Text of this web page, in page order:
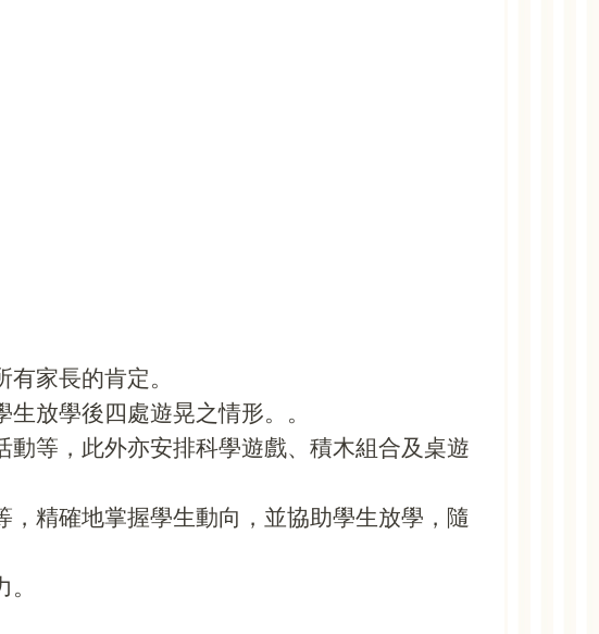
家長的肯定。
放學後四處遊晃之情形。。
等，此外亦安排科學遊戲、積木組合及桌遊
精確地掌握學生動向，並協助學生放學，隨